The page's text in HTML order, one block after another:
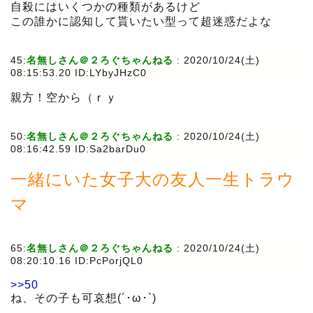
自殺にはいくつかの種類があるけど
この誰かに認知して貰いたい型って超迷惑だよな
45:名無しさん＠２ろぐちゃんねる : 2020/10/24(土)
08:15:53.20 ID:LYbyJHzC0
親方！空から（ｒｙ
50:名無しさん＠２ろぐちゃんねる : 2020/10/24(土)
08:16:42.59 ID:Sa2barDu0
一緒にいた女子大の友人一生トラウ
マ
65:名無しさん＠２ろぐちゃんねる : 2020/10/24(土)
08:20:10.16 ID:PcPorjQL0
>>50
ね、その子も可哀想(´･ω･`)